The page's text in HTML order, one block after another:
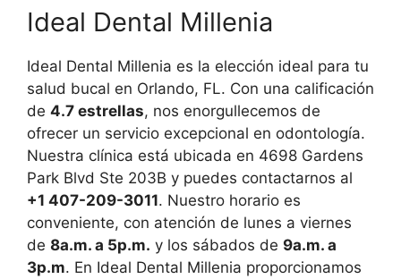
Ideal Dental Millenia
Ideal Dental Millenia es la elección ideal para tu
salud bucal en Orlando, FL. Con una calificación
de 4.7 estrellas, nos enorgullecemos de
ofrecer un servicio excepcional en odontología.
Nuestra clínica está ubicada en 4698 Gardens
Park Blvd Ste 203B y puedes contactarnos al
+1 407-209-3011. Nuestro horario es
conveniente, con atención de lunes a viernes
de 8a.m. a 5p.m. y los sábados de 9a.m. a
3p.m. En Ideal Dental Millenia proporcionamos